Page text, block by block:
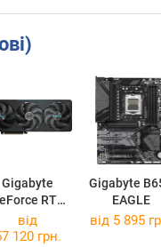
Gigabyte
RTX
Ti EAGLE
SFF 16G
Gigabyte
EAGLE
від
120 грн.
від 5 895